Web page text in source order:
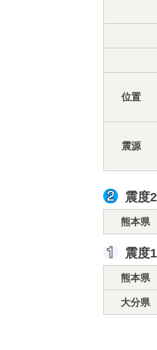
位置
震源
震度2
熊本県
震度1
熊本県
大分県